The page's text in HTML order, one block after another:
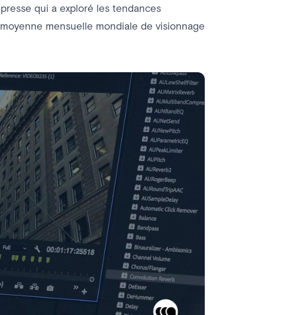
qui a exploré les tendances
mensuelle mondiale de visionnage